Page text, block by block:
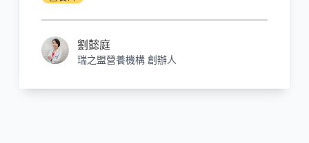
劉懿庭
瑞之盟營養機構 創辦人